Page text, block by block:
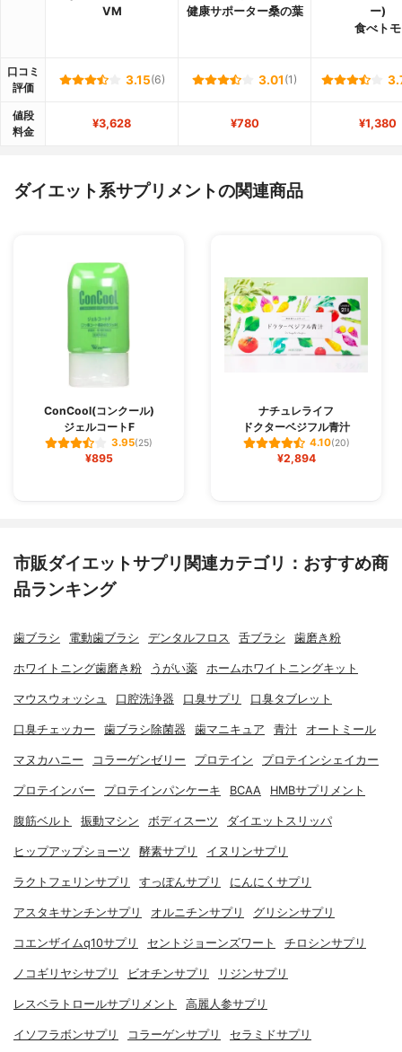
VM
健康サポーター桑の葉
ー)
食べトモ
口コミ
評価
3.15(6) 3.01 (1)
値段
料金
¥3,628 ¥780 ¥1,380
ダイエット系サプリメントの関連商品
ConCool(コンクール)
ジェルコートF
3.95(25)
¥895
ナチュレライフ
ドクターベジフル青汁
4.10(20)
¥2,894
市販ダイエットサプリ関連カテゴリ：おすすめ商
品ランキング
歯ブラシ 電動歯ブラシ デンタルフロス 舌ブラシ 歯磨き粉
ホワイトニング歯磨き粉 うがい薬 ホームホワイトニングキット
マウスウォッシュ 口腔洗浄器 口臭サプリ 口臭タブレット
口臭チェッカー 歯ブラシ除菌器 歯マニキュア 青汁 オートミール
マヌカハニー コラーゲンゼリー プロテイン プロテインシェイカー
プロテインバー プロテインパンケーキ BCAA HMBサプリメント
腹筋ベルト 振動マシン ボディスーツ ダイエットスリッパ
ヒップアップショーツ 酵素サプリ イヌリンサプリ
ラクトフェリンサプリ すっぽんサプリ にんにくサプリ
アスタキサンチンサプリ オルニチンサプリ グリシンサプリ
コエンザイムq10サプリ セントジョーンズワート チロシンサプリ
ノコギリヤシサプリ ビオチンサプリ リジンサプリ
レスベラトロールサプリメント 高麗人参サプリ
イソフラボンサプリ コラーゲンサプリ セラミドサプリ